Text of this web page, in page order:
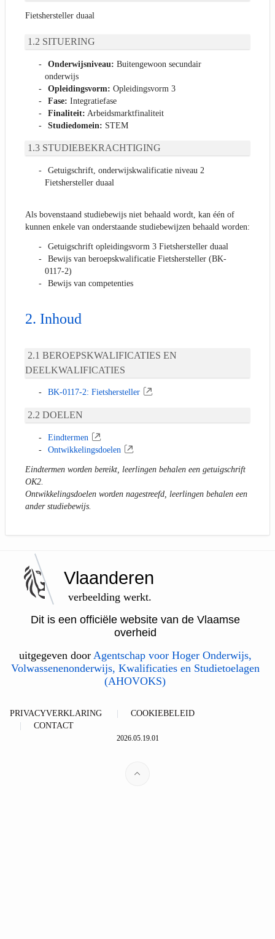
Fietshersteller duaal
SITUERING
Onderwijsniveau: Buitengewoon secundair
onderwijs
Opleidingsvorm: Opleidingsvorm 3
Fase: Integratiefase
Finaliteit: Arbeidsmarktfinaliteit
Studiedomein: STEM
STUDIEBEKRACHTIGING
Getuigschrift, onderwijskwalificatie niveau 2
Fietshersteller duaal
Als bovenstaand studiebewijs niet behaald wordt, kan één of
kunnen enkele van onderstaande studiebewijzen behaald worden:
Getuigschrift opleidingsvorm 3 Fietshersteller duaal
Bewijs van beroepskwalificatie Fietshersteller (BK-
0117-2)
Bewijs van competenties
Inhoud
BEROEPSKWALIFICATIES EN
DEELKWALIFICATIES
BK-0117-2: Fietshersteller
DOELEN
Eindtermen
Ontwikkelingsdoelen
Eindtermen worden bereikt, leerlingen behalen een getuigschrift
OK2.
Ontwikkelingsdoelen worden nagestreefd, leerlingen behalen een
ander studiebewijs.
Vlaanderen
verbeelding werkt.
Dit is een officiële website van de Vlaamse
overheid
uitgegeven door Agentschap voor Hoger Onderwijs,
Volwassenenonderwijs, Kwalificaties en Studietoelagen
(AHOVOKS)
PRIVACYVERKLARING
COOKIEBELEID
CONTACT
2026.05.19.01